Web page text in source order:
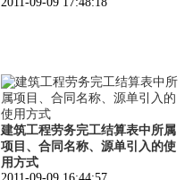
建筑工程劳务完工结算表中所属
项目、合同名称、源单引入的使
用方式